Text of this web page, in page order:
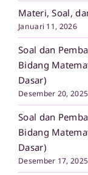
Materi, Soal,
Januari 11, 2026
Soal dan
Bidang
Dasar)
Desember 20, 2025
Soal dan
Bidang
Dasar)
Desember 17, 2025